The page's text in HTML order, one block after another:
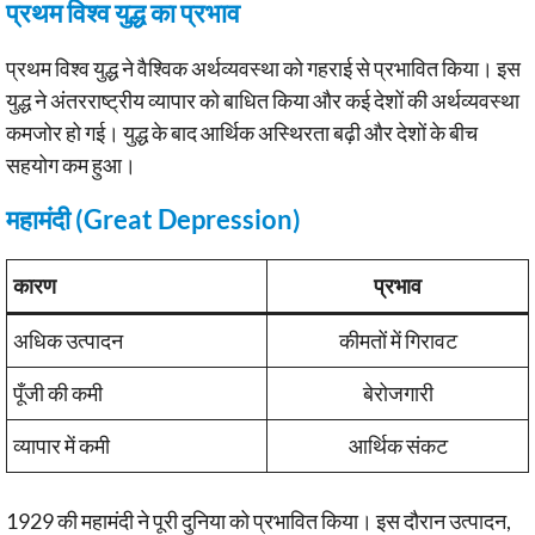
प्रथम विश्व युद्ध का प्रभाव
प्रथम विश्व युद्ध ने वैश्विक अर्थव्यवस्था को गहराई से प्रभावित किया। इस
युद्ध ने अंतरराष्ट्रीय व्यापार को बाधित किया और कई देशों की अर्थव्यवस्था
कमजोर हो गई। युद्ध के बाद आर्थिक अस्थिरता बढ़ी और देशों के बीच
सहयोग कम हुआ।
महामंदी (Great Depression)
कारण प्रभाव
अधिक उत्पादन
कीमतों में गिरावट
पूँजी की कमी
बेरोजगारी
व्यापार में कमी
आर्थिक संकट
1929 की महामंदी ने पूरी दुनिया को प्रभावित किया। इस दौरान उत्पादन,